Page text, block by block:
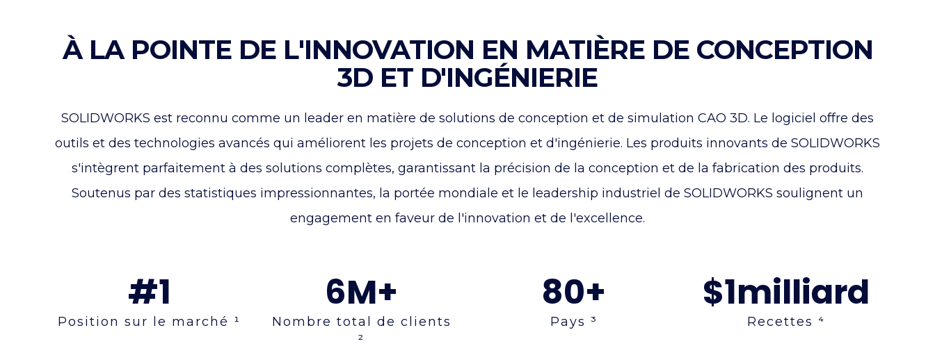
À LA POINTE DE L'INNOVATION EN MATIÈRE DE CONCEPTION
3D ET D'INGÉNIERIE
SOLIDWORKS est reconnu comme un leader en matière de solutions de conception et de simulation CAO 3D. Le logiciel offre des
outils et des technologies avancés qui améliorent les projets de conception et d'ingénierie. Les produits innovants de SOLIDWORKS
s'intègrent parfaitement à des solutions complètes, garantissant la précision de la conception et de la fabrication des produits.
Soutenus par des statistiques impressionnantes, la portée mondiale et le leadership industriel de SOLIDWORKS soulignent un
engagement en faveur de l'innovation et de l'excellence.
#1
Position sur le marché ¹
6M+
Nombre total de clients
²
80+
Pays ³
$1milliard
Recettes ⁴